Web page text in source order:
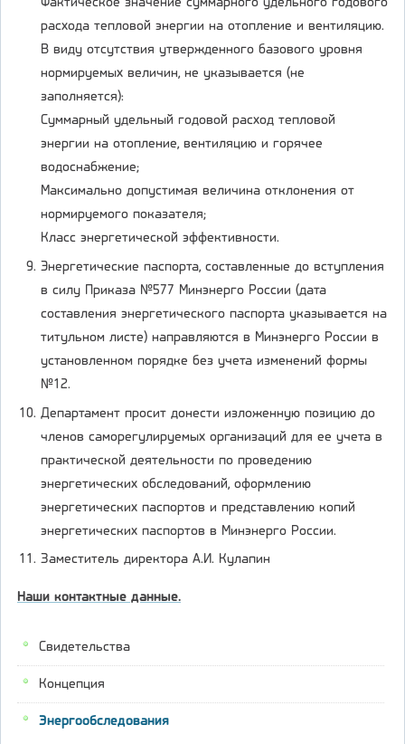
Свидетельства
Концепция
Энергообследования
Фактическое значение суммарного удельного годового
расхода тепловой энергии на отопление и вентиляцию.
В виду отсутствия утвержденного базового уровня
нормируемых величин, не указывается (не
заполняется):
Суммарный удельный годовой расход тепловой
энергии на отопление, вентиляцию и горячее
водоснабжение;
Максимально допустимая величина отклонения от
нормируемого показателя;
Класс энергетической эффективности.
Энергетические паспорта, составленные до вступления
в силу Приказа №577 Минэнерго России (дата
составления энергетического паспорта указывается на
титульном листе) направляются в Минэнерго России в
установленном порядке без учета изменений формы
№12.
Департамент просит донести изложенную позицию до
членов саморегулируемых организаций для ее учета в
практической деятельности по проведению
энергетических обследований, оформлению
энергетических паспортов и представлению копий
энергетических паспортов в Минэнерго России.
Заместитель директора А.И. Кулапин
Наши контактные данные.